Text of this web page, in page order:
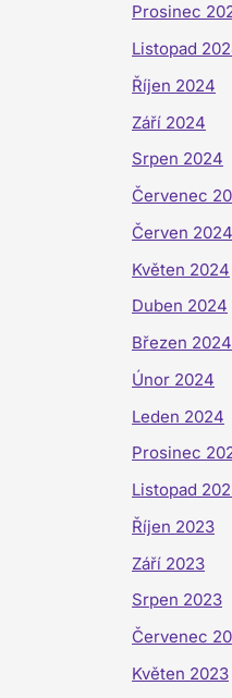
Prosinec
Listopad
Říjen 2024
Září 2024
Srpen 2024
Červenec
Červen 2024
Květen 2024
Duben 2024
Březen 2024
Únor 2024
Leden 2024
Prosinec
Listopad
Říjen 2023
Září 2023
Srpen 2023
Červenec
Květen 2023